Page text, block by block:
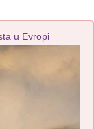
u Evropi